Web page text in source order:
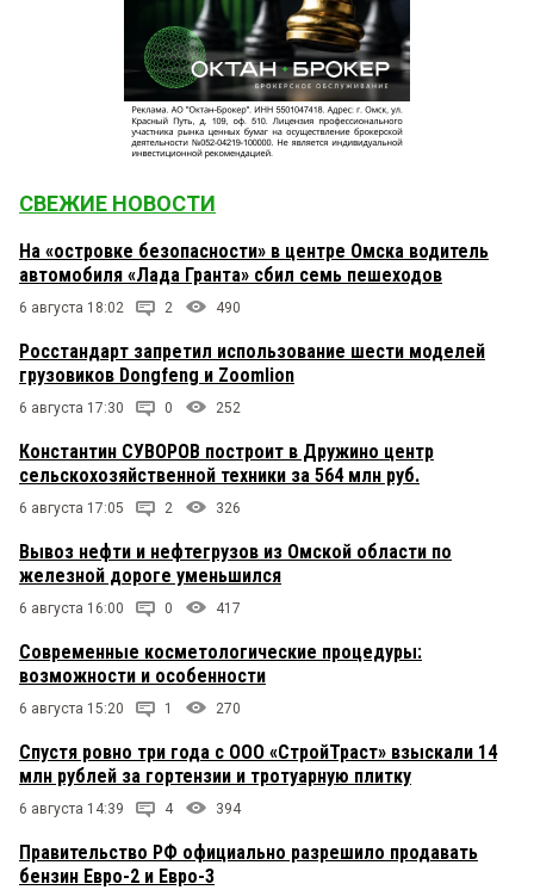
СВЕЖИЕ НОВОСТИ
На «островке безопасности» в центре Омска водитель
автомобиля «Лада Гранта» сбил семь пешеходов
6 августа 18:02 2 490
Росстандарт запретил использование шести моделей
грузовиков Dongfeng и Zoomlion
6 августа 17:30 0 252
Константин СУВОРОВ построит в Дружино центр
сельскохозяйственной техники за 564 млн руб.
6 августа 17:05 2 326
Вывоз нефти и нефтегрузов из Омской области по
железной дороге уменьшился
6 августа 16:00 0 417
Современные косметологические процедуры:
возможности и особенности
6 августа 15:20 1 270
Спустя ровно три года с ООО «СтройТраст» взыскали 14
млн рублей за гортензии и тротуарную плитку
6 августа 14:39 4 394
Правительство РФ официально разрешило продавать
бензин Евро-2 и Евро-3